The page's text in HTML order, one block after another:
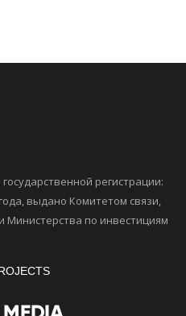
регистрации:
выдано Комитетом связи,
по инвестициям